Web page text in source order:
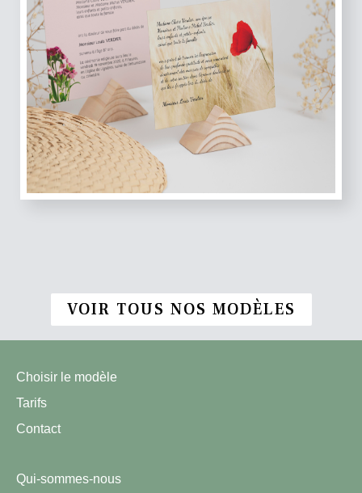
VOIR TOUS NOS MODÈLES
Choisir le modèle
Tarifs
Contact
Qui-sommes-nous